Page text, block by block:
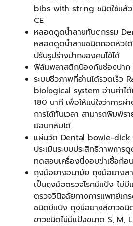
bibs with string ชนิดใช้แล้ว
CE
หลอดดูดน้ำลายทันตกรรม
หลอดดูดน้ำลายชนิดถอดหัวไ
ปรับรูปร่างปากของคนไข้ได้
ฟิล์มพลาสติกป้องกันช่องปา
ระบบชีวภาพที่อ่านได้รวดเร็ว
biological system อ่านค่าได้
180 นาที เพื่อให้แน่ใจว่าการผ่
การได้ทันเวลา สามารถพิมพ์ร
ย้อนกลับได้
แผ่นวัด Dental bowie-dick
ประเมินระบบประสิทธิภาพกา
ทดสอบเครื่องนึ่งอบฆ่าเชื้อก่อ
ถุงมือยางอนามัย ถุงมือยางล
เป็นถุงมือตรวจโรคมีแป้ง-ไม่
ตรวจวินิจฉัยทางการแพทย์เก
ชนิดมีแป้ง ถุงมือยางสีขาวชนิ
ขาวชนิดไม่มีแป้งขนาด S, M, L